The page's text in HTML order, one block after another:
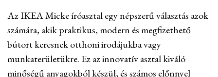
Az IKEA Micke íróasztal egy népszerű választás azok
számára, akik praktikus, modern és megfizethető
bútort keresnek otthoni irodájukba vagy
munkaterületükre. Ez az innovatív asztal kiváló
minőségű anyagokból készül, és számos előnnyel